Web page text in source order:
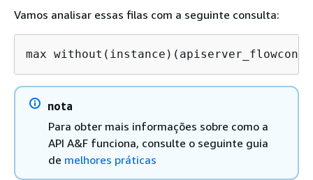
Vamos analisar essas filas com a seguinte consulta:
max
nota
Para obter mais informações sobre como a
API A&F funciona, consulte o seguinte guia
de melhores práticas